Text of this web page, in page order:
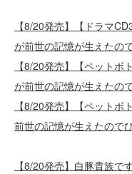
【8/20発売】【ドラマ
が前世の記憶が生えたの
【8/20発売】【ペットボ
が前世の記憶が生えたの
【8/20発売】【ペット
前世の記憶が生えたので
【8/20発売】白豚貴族で